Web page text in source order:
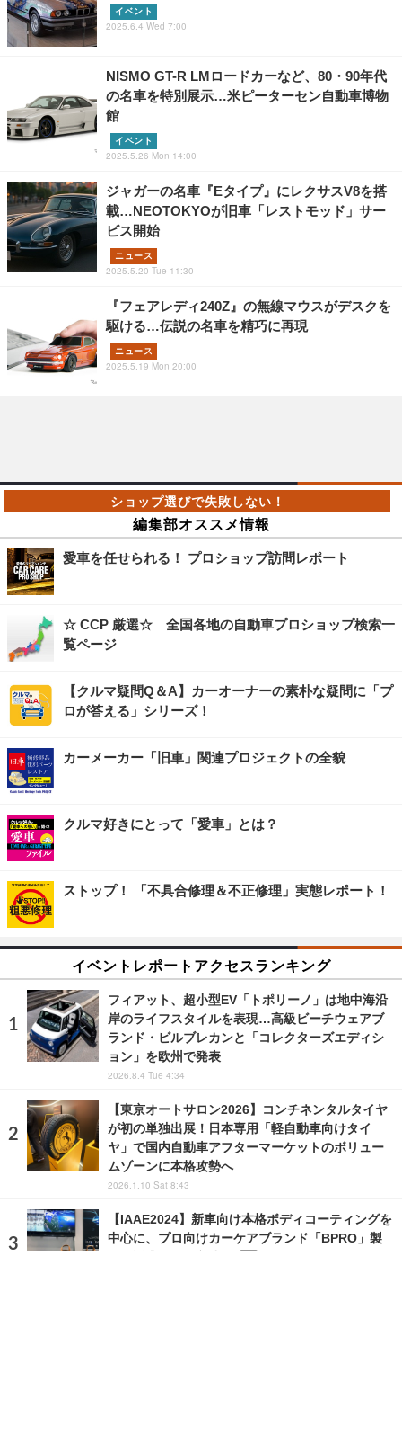
イベント
2025.6.4 Wed 7:00
NISMO GT-R LMロードカーなど、80・90年代
の名車を特別展示…米ピーターセン自動車博物
館
イベント
2025.5.26 Mon 14:00
ジャガーの名車『Eタイプ』にレクサスV8を搭
載…NEOTOKYOが旧車「レストモッド」サー
ビス開始
ニュース
2025.5.20 Tue 11:30
『フェアレディ240Z』の無線マウスがデスクを
駆ける…伝説の名車を精巧に再現
ニュース
2025.5.19 Mon 20:00
編集部オススメ情報
愛車を任せられる！ プロショップ訪問レポート
☆ CCP 厳選☆ 全国各地の自動車プロショップ検索一
覧ページ
【クルマ疑問Q＆A】カーオーナーの素朴な疑問に「プ
ロが答える」シリーズ！
カーメーカー「旧車」関連プロジェクトの全貌
クルマ好きにとって「愛車」とは？
ストップ！ 「不具合修理＆不正修理」実態レポート！
イベントレポートアクセスランキング
フィアット、超小型EV「トポリーノ」は地中海沿
岸のライフスタイルを表現…高級ビーチウェアブ
ランド・ビルブレカンと「コレクターズエディシ
ョン」を欧州で発表
2026.8.4 Tue 4:34
【東京オートサロン2026】コンチネンタルタイヤ
が初の単独出展！日本専用「軽自動車向けタイ
ヤ」で国内自動車アフターマーケットのボリュー
ムゾーンに本格攻勢へ
2026.1.10 Sat 8:43
【IAAE2024】新車向け本格ボディコーティングを
中心に、プロ向けカーケアブランド「BPRO」製